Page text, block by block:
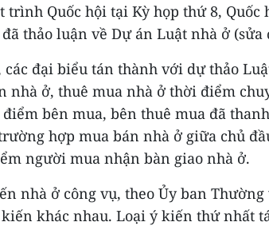
trình Quốc hội tại Kỳ họp thứ 8, Quốc
thảo luận về Dự án Luật nhà ở (sửa
các đại biểu tán thành với dự thảo
nhà ở, thuê mua nhà ở thời điểm
bên mua, bên thuê mua đã
hợp mua bán nhà ở giữa chủ
người mua nhận bàn giao nhà ở.
nhà ở công vụ, theo Ủy ban Thường
khác nhau. Loại ý kiến thứ nhất